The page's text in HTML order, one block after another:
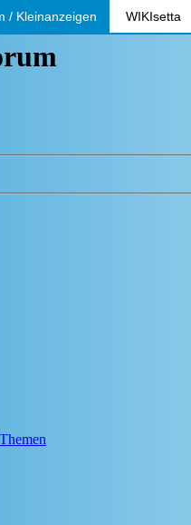
/ Kleinanzeigen WIKIsetta